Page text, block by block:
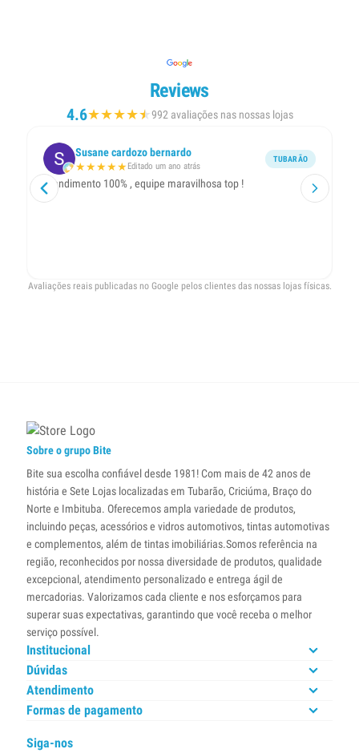
Reviews
4.6★★★★★
★992 avaliações nas nossas lojas
Susane cardozo bernardo
★★★★★Editado um ano atrás
TUBARÃO
Atendimento 100% , equipe maravilhosa top !
Avaliações reais publicadas no Google pelos clientes das nossas lojas físicas.
Sobre o grupo Bite
Bite sua escolha confiável desde 1981! Com mais de 42 anos de
história e Sete Lojas localizadas em Tubarão, Criciúma, Braço do
Norte e Imbituba. Oferecemos ampla variedade de produtos,
incluindo peças, acessórios e vidros automotivos, tintas automotivas
e complementos, além de tintas imobiliárias.Somos referência na
região, reconhecidos por nossa diversidade de produtos, qualidade
excepcional, atendimento personalizado e entrega ágil de
mercadorias. Valorizamos cada cliente e nos esforçamos para
superar suas expectativas, garantindo que você receba o melhor
serviço possível.
Institucional
Dúvidas
Atendimento
Formas de pagamento
Siga-nos